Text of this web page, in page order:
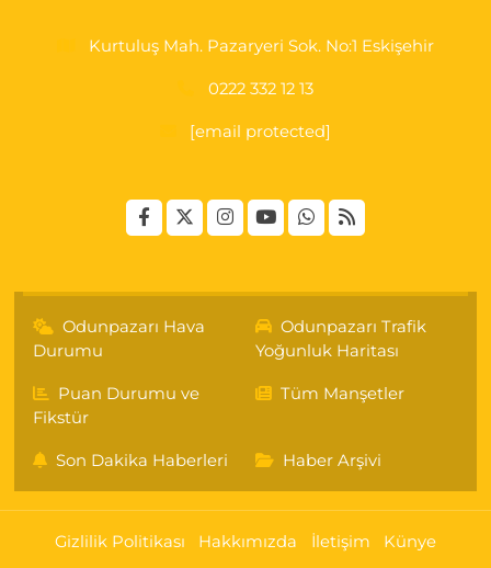
Kurtuluş Mah. Pazaryeri Sok. No:1 Eskişehir
0222 332 12 13
[email protected]
Odunpazarı Hava
Durumu
Odunpazarı Trafik
Yoğunluk Haritası
Puan Durumu ve
Fikstür
Tüm Manşetler
Son Dakika Haberleri Haber Arşivi
Gizlilik Politikası Hakkımızda İletişim Künye